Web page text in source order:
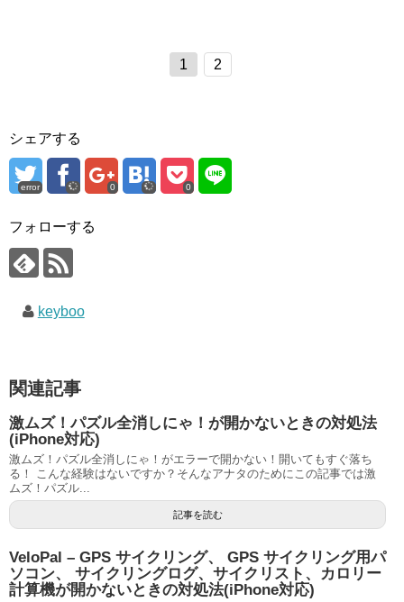
1 2
シェアする
error 0 0
フォローする
keyboo
関連記事
激ムズ！パズル全消しにゃ！が開かないときの対処法
(iPhone対応)
激ムズ！パズル全消しにゃ！がエラーで開かない！開いてもすぐ落ち
る！ こんな経験はないですか？そんなアナタのためにこの記事では激
ムズ！パズル...
記事を読む
VeloPal – GPS サイクリング、 GPS サイクリング用パ
ソコン、 サイクリングログ、サイクリスト、カロリー
計算機が開かないときの対処法(iPhone対応)